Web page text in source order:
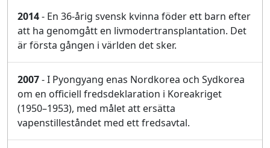
2014- En 36-årig svensk kvinna föder ett barn efter
att ha genomgått en livmodertransplantation. Det
är första gången i världen det sker.
2007- I Pyongyang enas Nordkorea och Sydkorea
om en officiell fredsdeklaration i Koreakriget
(1950–1953), med målet att ersätta
vapenstilleståndet med ett fredsavtal.